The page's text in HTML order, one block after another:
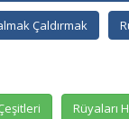
Çaldırmak
Rüyaları